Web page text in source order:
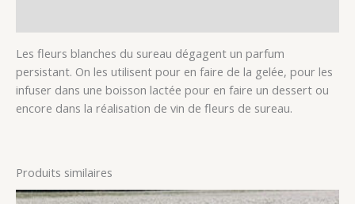
Les fleurs blanches du sureau dégagent un parfum
persistant. On les utilisent pour en faire de la gelée, pour les
infuser dans une boisson lactée pour en faire un dessert ou
encore dans la réalisation de vin de fleurs de sureau.
Produits similaires